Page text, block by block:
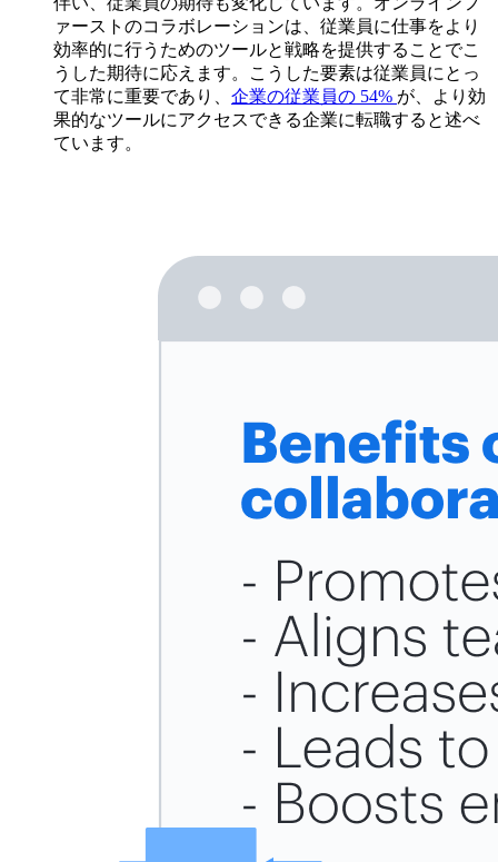
ァーストのコラボレーションは、従業員に仕事をより
効率的に行うためのツールと戦略を提供することでこ
うした期待に応えます。こうした要素は従業員にとっ
て非常に重要であり、 企業の従業員の 54% が、より効
果的なツールにアクセスできる企業に転職すると述べ
ています。